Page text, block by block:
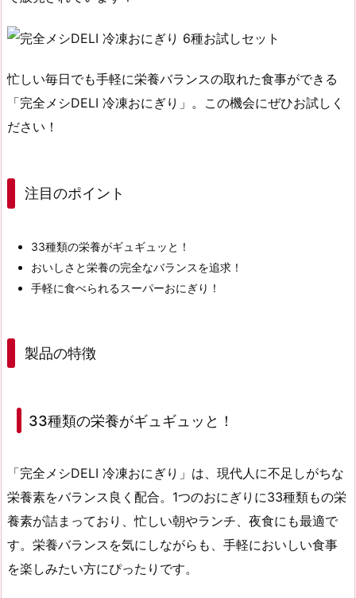
忙しい毎日でも手軽に栄養バランスの取れた食事ができる
「完全メシDELI 冷凍おにぎり」。この機会にぜひお試しく
ださい！
注目のポイント
33種類の栄養がギュギュッと！
おいしさと栄養の完全なバランスを追求！
手軽に食べられるスーパーおにぎり ！
製品の特徴
33種類の栄養がギュギュッと！
「完全メシDELI 冷凍おにぎり」は、現代人に不足しがちな
栄養素をバランス良く配合。1つのおにぎりに33種類もの栄
養素が詰まっており、忙しい朝やランチ、夜食にも最適で
す。栄養バランスを気にしながらも、手軽においしい食事
を楽しみたい方にぴったりです。